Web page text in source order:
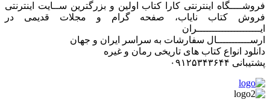
فروشــــگاه اینترنتی کارا کتاب اولین و بزرگترین ســایت اینترنتی
فروش کتاب نایاب، صفحه گرام و مجلات قدیمی در
ایـــــــــــــــــــــران
ارســـــــــــال سفارشات به سراسر ایران و جهان
دانلود انواع کتاب های تاریخی رمان و غیره
پشتیبانی ۰۹۱۲۵۳۴۳۶۴۴